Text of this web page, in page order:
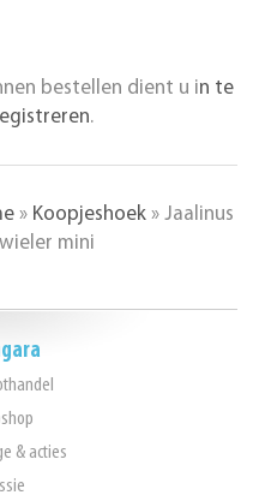
bestellen dient u in te
.
» Koopjeshoek »Jaalinus
mini
& acties